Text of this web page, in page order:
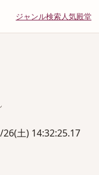
ジャンル検索人気殿堂
土) 14:32:25.17